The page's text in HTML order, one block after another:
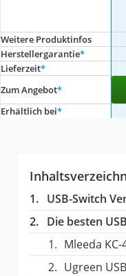
Weitere Produktinfos
Herstellergarantie*
Lieferzeit*
Zum Angebot*
Erhältlich bei*
USB-Switch
Die besten
Mleeda KC-
Ugreen